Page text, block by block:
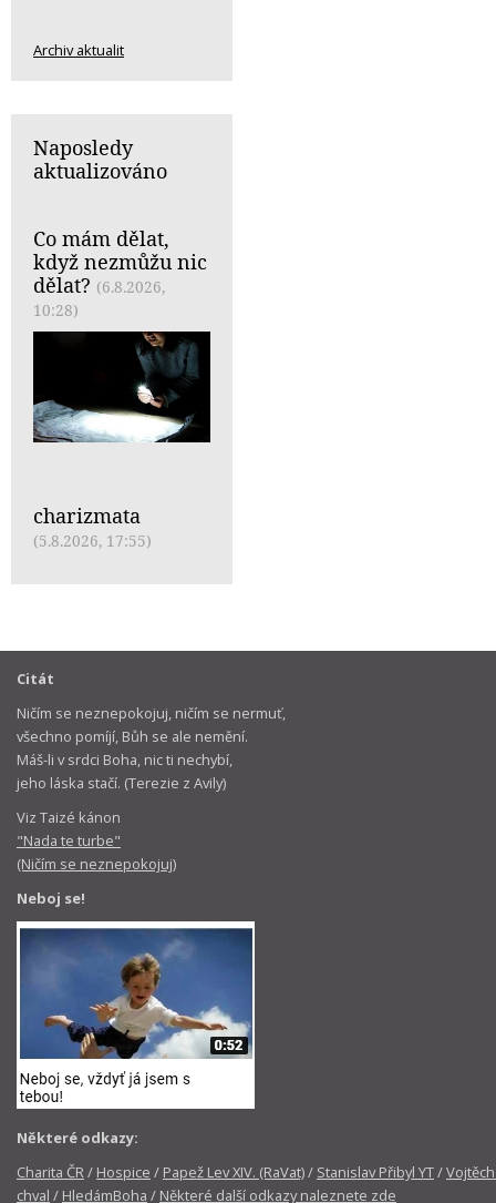
Archiv aktualit
Naposledy
aktualizováno
Co mám dělat,
když nezmůžu nic
dělat? (6.8.2026,
10:28)
charizmata
(5.8.2026, 17:55)
Citát
Ničím se neznepokojuj, ničím se nermuť,
všechno pomíjí, Bůh se ale nemění.
Máš-li v srdci Boha, nic ti nechybí,
jeho láska stačí. (Terezie z Avily)
Viz Taizé kánon
"Nada te turbe"
(Ničím se neznepokojuj)
Neboj se!
Některé odkazy:
Charita ČR/ Hospice / Papež Lev XIV. (RaVat)/ Stanislav Přibyl YT/
chval / HledámBoha / Některé další odkazy naleznete zde